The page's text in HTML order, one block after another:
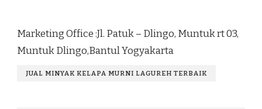
Marketing Office :Jl. Patuk – Dlingo, Muntuk rt 03,
Muntuk Dlingo,Bantul Yogyakarta
JUAL MINYAK KELAPA MURNI LAGUREH TERBAIK